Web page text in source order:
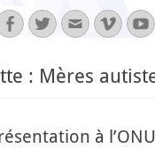
Facebook
TwitterAdresse
de
Vimeo
: Mères
à